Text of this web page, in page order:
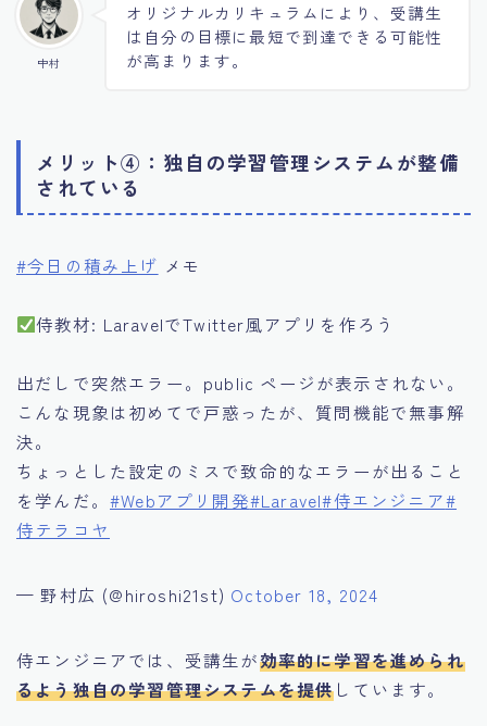
中村
オリジナルカリキュラムにより、受講生
は自分の目標に最短で到達できる可能性
が高まります。
メリット④：独自の学習管理システムが整備
されている
#今日の積み上げ メモ
侍教材: LaravelでTwitter風アプリを作ろう
出だしで突然エラー。public ページが表示されない。
こんな現象は初めてで戸惑ったが、質問機能で無事解
決。
ちょっとした設定のミスで致命的なエラーが出ること
を学んだ。 #Webアプリ開発#Laravel#侍エンジニア#
侍テラコヤ
— 野村広 (@hiroshi21st) October 18, 2024
侍エンジニアでは、受講生が効率的に学習を進められ
るよう独自の学習管理システムを提供しています。